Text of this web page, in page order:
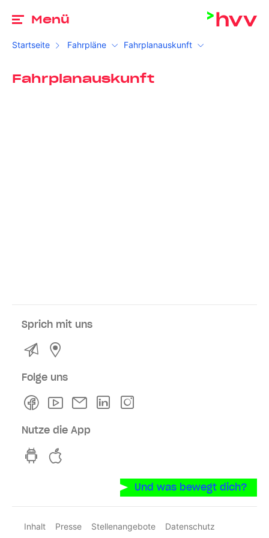
Menü
Startseite Fahrpläne Fahrplanauskunft
Fahrplanauskunft
Sprich mit uns
Kontakt
Folge uns
FacebookYoutubeNewsletterLinkedln
Nutze die App
hvv switch App auf GooglePlay
Und was bewegt dich?
Inhalt Presse Stellenangebote
Datenschutz